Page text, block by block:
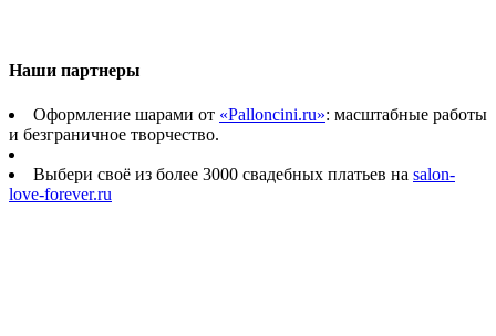
Наши партнеры
Оформление шарами от «Palloncini.ru»: масштабные работы
и безграничное творчество.
Выбери своё из более 3000 свадебных платьев на salon-
love-forever.ru